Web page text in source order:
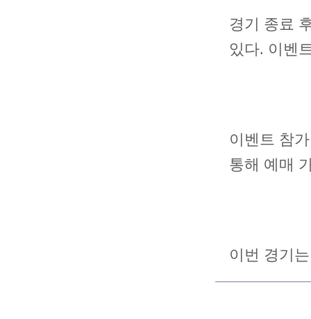
경기 종료
있다. 이벤
이벤트 참
통해 예매
이번 경기